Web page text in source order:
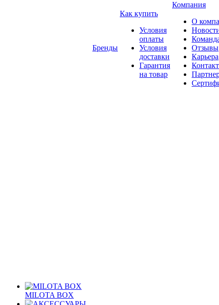
MILOTA BOX
Бренды
Как купить
Условия
оплаты
Условия
доставки
Гарантия
на товар
Компания
О
Отзывы
Карьера